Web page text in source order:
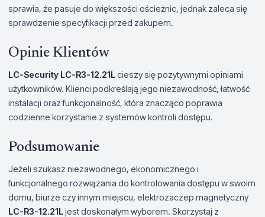
sprawia, że pasuje do większości ościeżnic, jednak zaleca się
sprawdzenie specyfikacji przed zakupem.
Opinie Klientów
LC-Security LC-R3-12.21Lcieszy się pozytywnymi opiniami
użytkowników. Klienci podkreślają jego niezawodność, łatwość
instalacji oraz funkcjonalność, która znacząco poprawia
codzienne korzystanie z systemów kontroli dostępu.
Podsumowanie
Jeżeli szukasz niezawodnego, ekonomicznego i
funkcjonalnego rozwiązania do kontrolowania dostępu w swoim
domu, biurze czy innym miejscu, elektrozaczep magnetyczny
LC-R3-12.21Ljest doskonałym wyborem. Skorzystaj z